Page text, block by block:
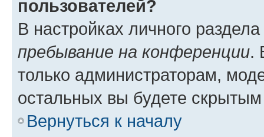
пользователей?
В настройках личного
пребывание на конференции.
только администраторам,
остальных вы будете
Вернуться к началу